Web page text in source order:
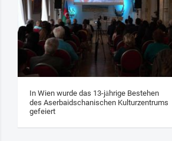
In Wien wurde das 13‑jährige Bestehen
des Aserbaidschanischen Kulturzentrums
gefeiert